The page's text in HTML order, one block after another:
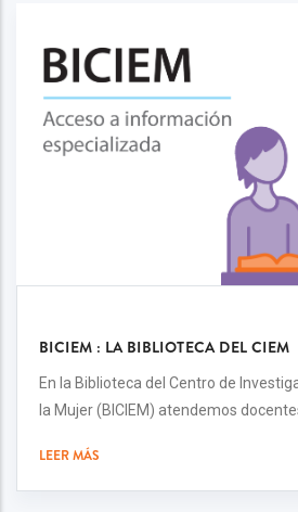
BICIEM : LA BIBLIOTECA DEL CIEM
En la Biblioteca del Centro de
la Mujer (BICIEM) atendemos
LEER MÁS